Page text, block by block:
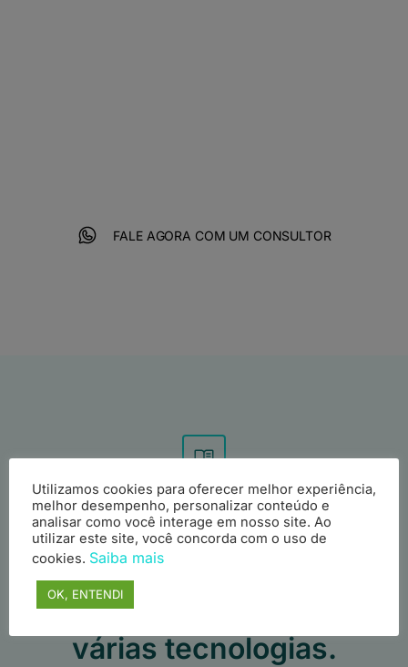
FALE AGORA COM UM CONSULTOR
Apresentamos neste
ebook uma variedade de
cases de sucesso com
detalhamento técnico de
várias tecnologias.
Utilizamos cookies para oferecer melhor experiência,
melhor desempenho, personalizar conteúdo e
analisar como você interage em nosso site. Ao
utilizar este site, você concorda com o uso de
cookies. Saiba mais
OK, ENTENDI